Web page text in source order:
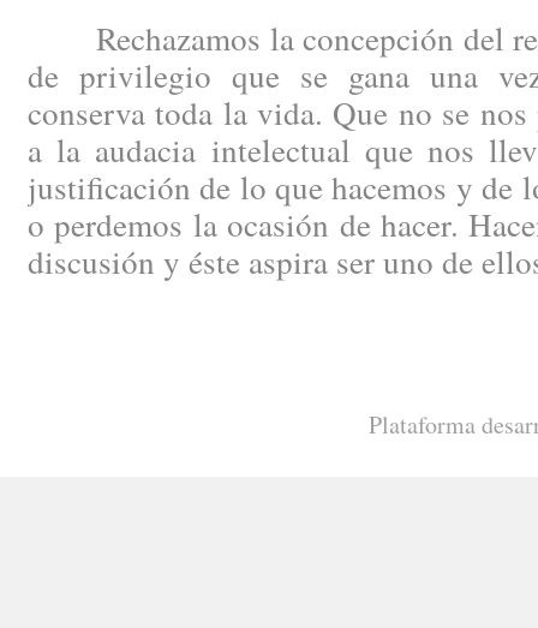
Rechazamos la concepción del
de privilegio que se gana una
conserva toda la vida. Que no se
a la audacia intelectual que nos
justificación de lo que hacemos y de
o perdemos la ocasión de hacer.
discusión y éste aspira ser uno de
Plataforma